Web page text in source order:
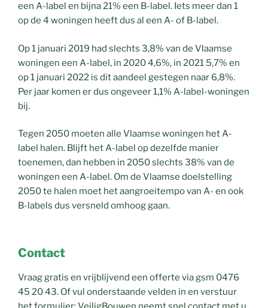
een A-label en bijna 21% een B-label. Iets meer dan 1
op de 4 woningen heeft dus al een A- of B-label.
Op 1 januari 2019 had slechts 3,8% van de Vlaamse
woningen een A-label, in 2020 4,6%, in 2021 5,7% en
op 1 januari 2022 is dit aandeel gestegen naar 6,8%.
Per jaar komen er dus ongeveer 1,1% A-label-woningen
bij.
Tegen 2050 moeten alle Vlaamse woningen het A-
label halen. Blijft het A-label op dezelfde manier
toenemen, dan hebben in 2050 slechts 38% van de
woningen een A-label. Om de Vlaamse doelstelling
2050 te halen moet het aangroeitempo van A- en ook
B-labels dus versneld omhoog gaan.
Contact
Vraag gratis en vrijblijvend een offerte via gsm 0476
45 20 43. Of vul onderstaande velden in en verstuur